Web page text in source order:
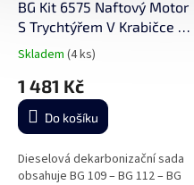
A
R
A
BG Kit 6575 Naftový Motor
S Trychtýřem V Krabičce -
dekarbonizační sada
Průměrné
produktu
je
5,0
5
hvězdiček.
Skladem (4 ks)
1 481 Kč
Do košíku
Dieselová dekarbonizační sada
obsahuje BG 109 – BG 112 – BG